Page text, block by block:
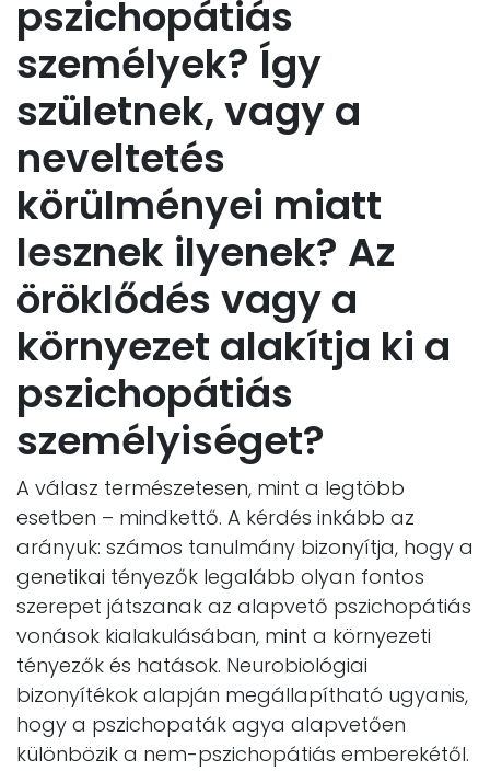
pszichopátiás
személyek? Így
születnek, vagy a
neveltetés
körülményei miatt
lesznek ilyenek? Az
öröklődés vagy a
környezet alakítja ki a
pszichopátiás
személyiséget?
A válasz természetesen, mint a legtöbb
esetben – mindkettő. A kérdés inkább az
arányuk: számos tanulmány bizonyítja, hogy a
genetikai tényezők legalább olyan fontos
szerepet játszanak az alapvető pszichopátiás
vonások kialakulásában, mint a környezeti
tényezők és hatások. Neurobiológiai
bizonyítékok alapján megállapítható ugyanis,
hogy a pszichopaták agya alapvetően
különbözik a nem-pszichopátiás emberekétől.